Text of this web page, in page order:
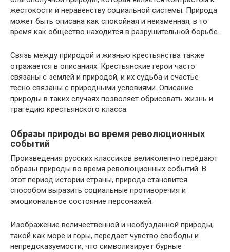
жестокости и неравенству социальной системы. Природа
может быть описана как спокойная и неизменная, в то
время как общество находится в разрушительной борьбе.
Связь между природой и жизнью крестьянства также
отражается в описаниях. Крестьянские герои часто
связаны с землей и природой, и их судьба и счастье
тесно связаны с природными условиями. Описание
природы в таких случаях позволяет обрисовать жизнь и
трагедию крестьянского класса.
Образы природы во время революционных
событий
Произведения русских классиков великолепно передают
образы природы во время революционных событий. В
этот период истории страны, природа становится
способом выразить социальные противоречия и
эмоциональное состояние персонажей.
Изображение величественной и необузданной природы,
такой как море и горы, передает чувство свободы и
непредсказуемости, что символизирует бурные